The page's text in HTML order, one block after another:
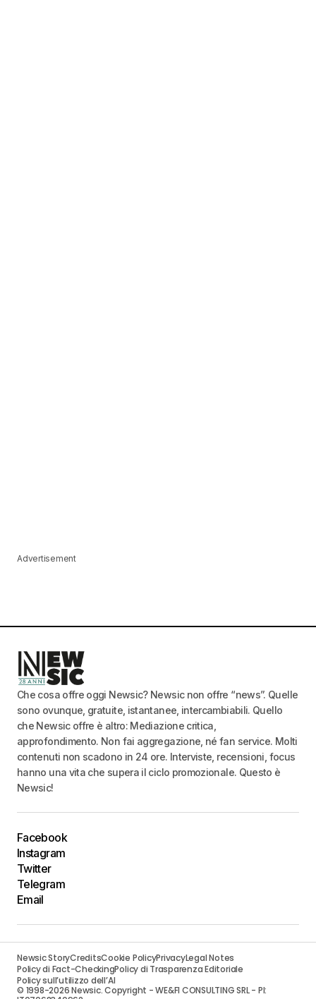
Advertisement
Che cosa offre oggi Newsic? Newsic non offre “news”. Quelle
sono ovunque, gratuite, istantanee, intercambiabili. Quello
che Newsic offre è altro: Mediazione critica,
approfondimento. Non fai aggregazione, né fan service. Molti
contenuti non scadono in 24 ore. Interviste, recensioni, focus
hanno una vita che supera il ciclo promozionale. Questo è
Newsic!
Facebook
Instagram
Twitter
Telegram
Email
Newsic StoryCreditsCookie PolicyPrivacyLegal Notes
Policy di Fact-CheckingPolicy di Trasparenza Editoriale
Policy sull’utilizzo dell’AI
© 1998-2026 Newsic. Copyright - WE&FI CONSULTING SRL - PI: